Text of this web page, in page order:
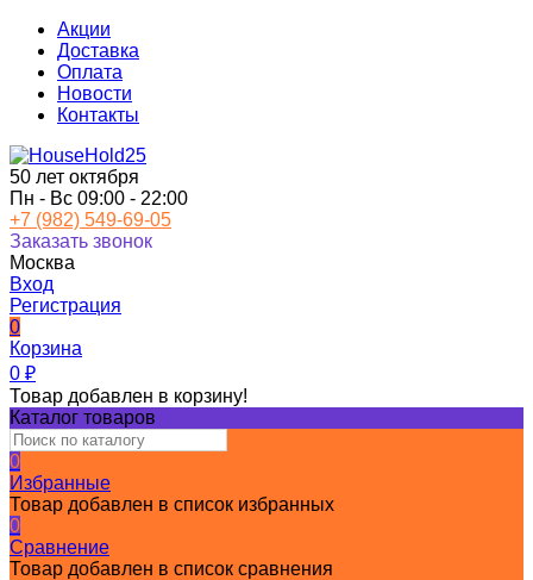
Акции
Доставка
Оплата
Новости
Контакты
50 лет октября
Пн - Вс 09:00 - 22:00
+7 (982) 549-69-05
Заказать звонок
Москва
Вход
Регистрация
0
Корзина
0 ₽
Товар добавлен в корзину!
Каталог товаров
0
Избранные
Товар добавлен в список избранных
0
Сравнение
Товар добавлен в список сравнения